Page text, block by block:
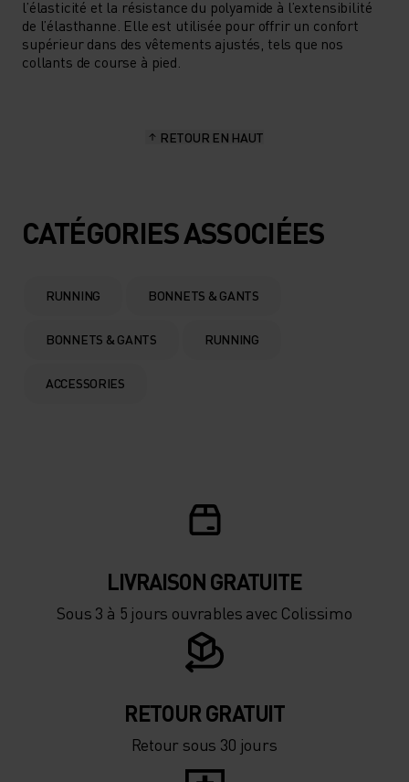
l’élasticité et la résistance du polyamide à l’extensibilité
de l’élasthanne. Elle est utilisée pour offrir un confort
supérieur dans des vêtements ajustés, tels que nos
collants de course à pied.
RETOUR EN HAUT
CATÉGORIES ASSOCIÉES
RUNNING BONNETS & GANTS
BONNETS & GANTS RUNNING
ACCESSORIES
LIVRAISON GRATUITE
Sous 3 à 5 jours ouvrables avec Colissimo
RETOUR GRATUIT
Retour sous 30 jours